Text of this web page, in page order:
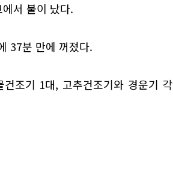
서 불이 났다.
37분 만에 꺼졌다.
조기 1대, 고추건조기와 경운기 각